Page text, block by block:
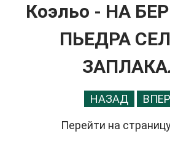
Коэльо - НА
ПЬЕДРА
НАЗАД
Перейти на